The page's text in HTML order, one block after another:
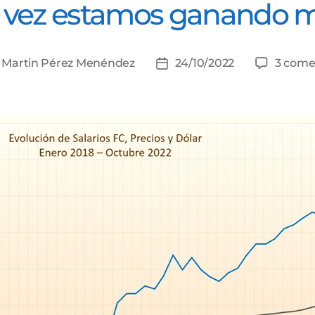
vez estamos ganando
Martin Pérez Menéndez
Fecha
24/10/2022 3